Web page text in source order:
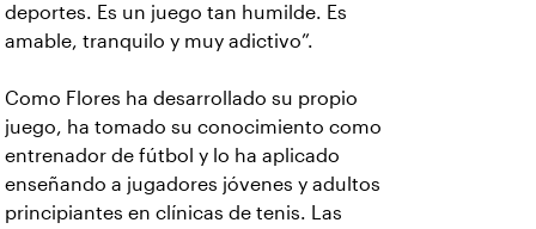
deportes. Es un juego tan humilde. Es
amable, tranquilo y muy adictivo”.
Como Flores ha desarrollado su propio
juego, ha tomado su conocimiento como
entrenador de fútbol y lo ha aplicado
enseñando a jugadores jóvenes y adultos
principiantes en clínicas de tenis. Las